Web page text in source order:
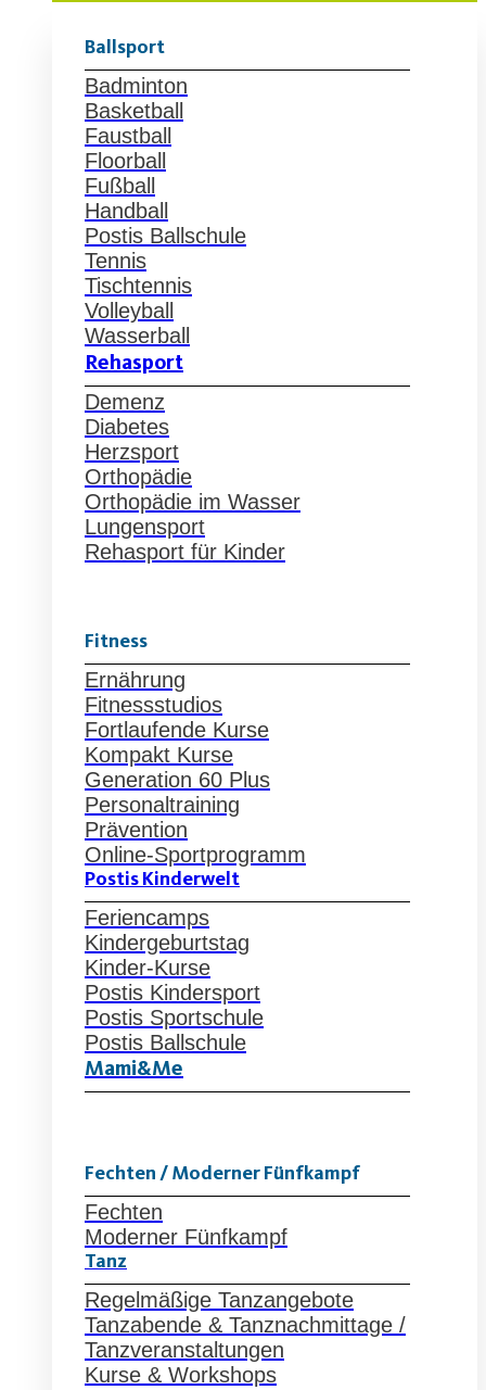
Ballsport
Badminton
Basketball
Faustball
Floorball
Fußball
Handball
Postis Ballschule
Tennis
Tischtennis
Volleyball
Wasserball
Rehasport
Demenz
Diabetes
Herzsport
Orthopädie
Orthopädie im Wasser
Lungensport
Rehasport für Kinder
Fitness
Ernährung
Fitnessstudios
Fortlaufende Kurse
Kompakt Kurse
Generation 60 Plus
Personaltraining
Prävention
Online-Sportprogramm
Postis Kinderwelt
Feriencamps
Kindergeburtstag
Kinder-Kurse
Postis Kindersport
Postis Sportschule
Postis Ballschule
Mami&Me
Fechten / Moderner Fünfkampf
Fechten
Moderner Fünfkampf
Tanz
Regelmäßige Tanzangebote
Tanzabende & Tanznachmittage /
Tanzveranstaltungen
Kurse & Workshops